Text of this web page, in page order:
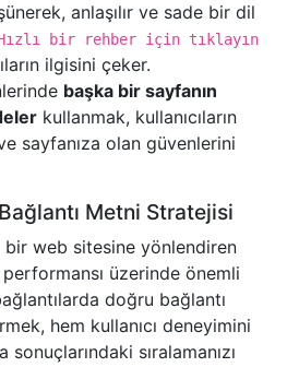
anlaşılır ve sade bir dil
bir rehber için tıklayın
ilgisini çeker.
başka bir sayfanın
kullanmak, kullanıcıların
sayfanıza olan güvenlerini
Metni Stratejisi
bir web sitesine yönlendiren
performansı üzerinde önemli
doğru bağlantı
hem kullanıcı deneyimini
sıralamanızı